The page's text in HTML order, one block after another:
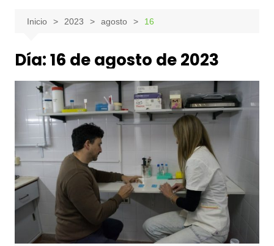
Inicio 2023 agosto 16
Día:16 de agosto de 2023